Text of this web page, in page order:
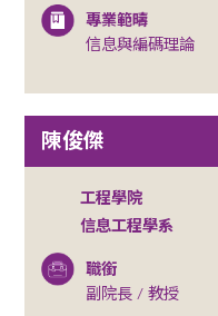
專業範疇
信息與編碼理論
陳俊傑
工程學院
信息工程學系
職銜
副院長 / 教授